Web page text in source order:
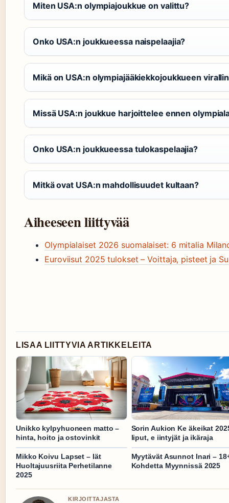
Miten USA:n olympiajoukkue on valittu?
Onko USA:n joukkueessa naispelaajia?
Mikä on USA:n olympiajääkiekkojoukkueen
Missä USA:n joukkue harjoittelee ennen
Onko USA:n joukkueessa tulokaspelaajia?
Mitkä ovat USA:n mahdollisuudet kultaan?
Aiheeseen liittyvää
Olympialaiset 2026 suomalaiset: 6 mitalia
Euroviisut 2025 tulokset – Voittaja, pisteet ja
LISAA LIITTYVIA ARTIKKELEITA
Unikko kylpyhuoneen matto –
hinta, hoito ja ostovinkit
Sorin Aukion Ke äkeikat
liput, e iintyjät ja ikäraja
Mikko Koivu Lapset – Iät
Huoltajuusriita Perhetilanne
2025
Myytävät Asunnot Inari –
Kohdetta Myynnissä 2025
KIRJOITTAJASTA